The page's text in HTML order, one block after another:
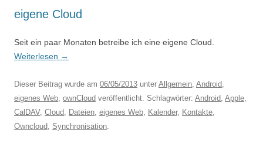
eigene Cloud
Seit ein paar Monaten betreibe ich eine eigene Cloud.
Weiterlesen →
Dieser Beitrag wurde am 06/05/2013 unter Allgemein, Android,
eigenes Web, ownCloud veröffentlicht. Schlagwörter: Android, Apple,
CalDAV, Cloud, Dateien, eigenes Web, Kalender, Kontakte,
Owncloud, Synchronisation.